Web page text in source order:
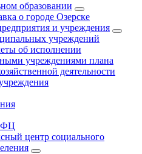
образовании
о городе Озерске
и учреждения
учреждений
об исполнении
учреждениями плана
деятельности
центр социального